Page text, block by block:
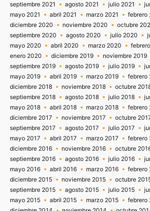
septiembre 2021
agosto 2021 julio 2021
mayo 2021
abril 2021 marzo 2021 febrero
diciembre 2020
noviembre 2020
octubre
septiembre 2020
agosto 2020 julio 2020
mayo 2020
abril 2020 marzo 2020
enero 2020
diciembre 2019 noviembre 2019
septiembre 2019
agosto 2019 julio 2019
mayo 2019
abril 2019 marzo 2019 febrero
diciembre 2018
noviembre 2018
octubre
septiembre 2018
agosto 2018 julio 2018
mayo 2018
abril 2018 marzo 2018 febrero
diciembre 2017
noviembre 2017
octubre
septiembre 2017
agosto 2017 julio 2017
mayo 2017
abril 2017 marzo 2017 febrero
diciembre 2016
noviembre 2016
octubre
septiembre 2016
agosto 2016 julio 2016
mayo 2016
abril 2016 marzo 2016 febrero
diciembre 2015
noviembre 2015
octubre
septiembre 2015
agosto 2015 julio 2015
mayo 2015
abril 2015 marzo 2015 febrero